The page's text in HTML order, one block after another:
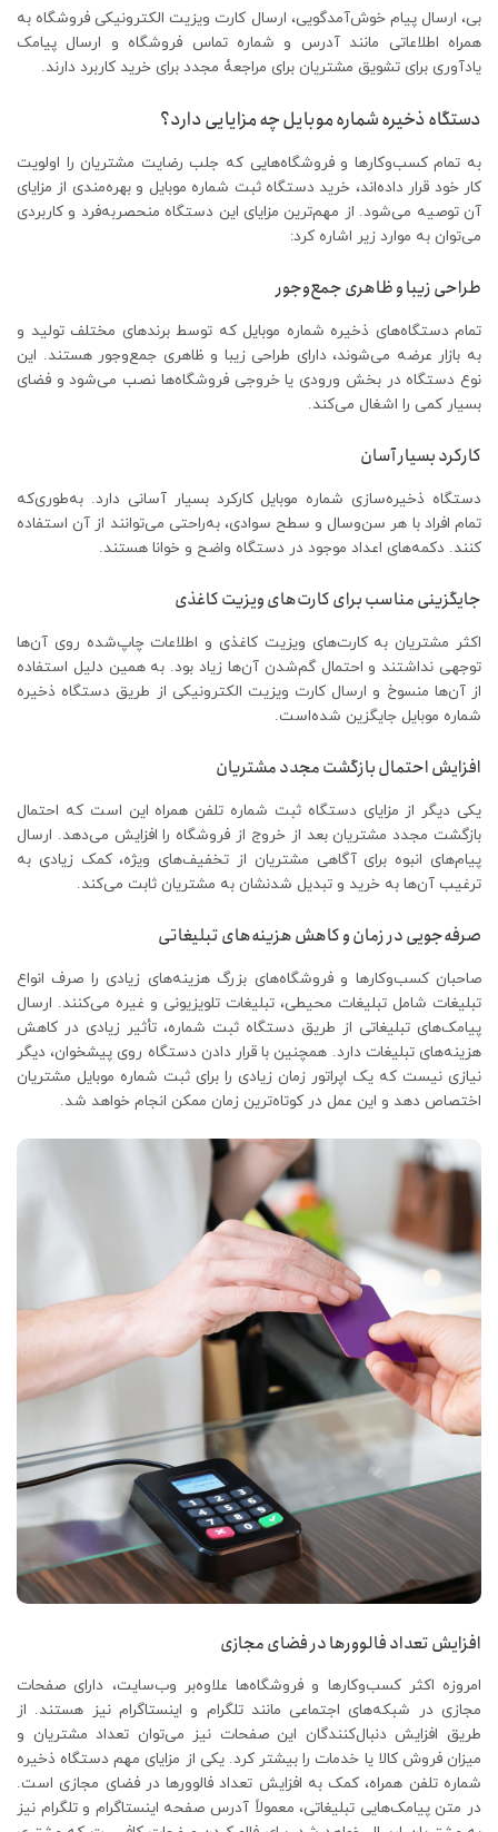
بی، ارسال پیام خوش‌آمدگویی، ارسال کارت ویزیت الکترونیکی فروشگاه به
همراه اطلاعاتی مانند آدرس و شماره تماس فروشگاه و ارسال پیامک
یادآوری برای تشویق مشتریان برای مراجعۀ مجدد برای خرید کاربرد دارند.
دستگاه ذخیره شماره موبایل چه مزایایی دارد؟
به تمام کسب‌وکارها و فروشگاه‌هایی که جلب رضایت مشتریان را اولویت
کار خود قرار داده‌اند، خرید دستگاه ثبت شماره موبایل و بهره‌مندی از مزایای
آن توصیه می‌شود. از مهم‌ترین مزایای این دستگاه منحصربه‌فرد و کاربردی
می‌توان به موارد زیر اشاره کرد:
طراحی زیبا و ظاهری جمع‌وجور
تمام دستگاه‌های ذخیره شماره موبایل که توسط برندهای مختلف تولید و
به بازار عرضه می‌شوند، دارای طراحی زیبا و ظاهری جمع‌وجور هستند. این
نوع دستگاه در بخش ورودی یا خروجی فروشگاه‌ها نصب می‌شود و فضای
بسیار کمی را اشغال می‌کند.
کارکرد بسیار آسان
دستگاه ذخیره‌سازی شماره موبایل کارکرد بسیار آسانی دارد. به‌طوری‌که
تمام افراد با هر سن‌وسال و سطح سوادی، به‌راحتی می‌توانند از آن استفاده
کنند. دکمه‌های اعداد موجود در دستگاه واضح و خوانا هستند.
جایگزینی مناسب برای کارت‌های ویزیت کاغذی
اکثر مشتریان به کارت‌های ویزیت کاغذی و اطلاعات چاپ‌‌شده روی آن‌ها
توجهی نداشتند و احتمال گم‌شدن آ‌ن‌ها زیاد بود. به همین دلیل استفاده
از آن‌ها منسوخ و ارسال کارت ویزیت الکترونیکی از طریق دستگاه ذخیره
شماره موبایل جایگزین شده‌است.
افزایش احتمال بازگشت مجدد مشتریان
یکی دیگر از مزایای دستگاه ثبت شماره تلفن همراه این است که احتمال
بازگشت مجدد مشتریان بعد از خروج از فروشگاه‌ را افزایش می‌دهد. ارسال
پیام‌های انبوه برای آگاهی مشتریان از تخفیف‌های ویژه، کمک زیادی به
ترغیب آن‌ها به خرید و تبدیل شدنشان به مشتریان ثابت می‌کند.
صرفه‌‌جویی در زمان و کاهش هزینه‌های تبلیغاتی
صاحبان کسب‌‌وکارها و فروشگاه‌های بزرگ هزینه‌های زیادی را صرف انواع
تبلیغات شامل تبلیغات محیطی، تبلیغات تلویزیونی و غیره می‌کنند. ارسال
پیامک‌های تبلیغاتی از طریق دستگاه ثبت شماره، تأثیر زیادی در کاهش
هزینه‌های تبلیغات دارد. همچنین با قرار دادن دستگاه روی پیشخوان، دیگر
نیازی نیست که یک اپراتور زمان زیادی را برای ثبت شماره موبایل مشتریان
اختصاص دهد و این عمل در کوتاه‌ترین زمان ممکن انجام خواهد شد.
افزایش تعداد فالوورها در فضای مجازی
امروزه اکثر کسب‌وکارها و فروشگاه‌ها علاوه‌بر وب‌سایت، دارای صفحات
مجازی در شبکه‌های اجتماعی مانند تلگرام و اینستاگرام نیز هستند. از
طریق افزایش دنبال‌کنندگان این صفحات نیز می‌توان تعداد مشتریان و
میزان فروش کالا یا خدمات را بیشتر کرد. یکی از مزایای مهم دستگاه ذخیره
شماره تلفن همراه، کمک به افزایش تعداد فالوورها در فضای مجازی است.
در متن پیامک‌هایی تبلیغاتی، معمولاً آدرس صفحه اینستاگرام و تلگرام نیز